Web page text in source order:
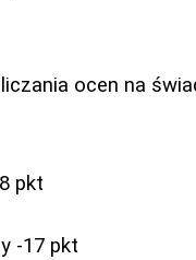
ocen na
pkt
-17 pkt